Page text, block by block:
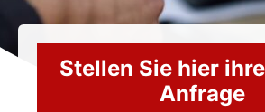
Stellen Sie hier
Anfrage